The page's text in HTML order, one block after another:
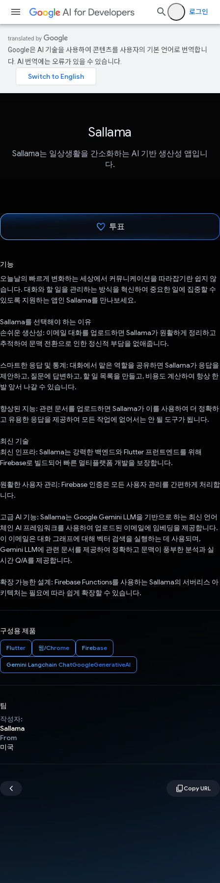
로그인
Google은 AI 기술을 사용하여 콘텐츠를 사용자의 기본 언어로 번역합니
다. AI 번역에는 오류가 있을 수 있습니다.
Sallama
Sallama는 일상생활을 간소화하는 AI 기반 생산성 앱입니
다.
투표
기능
오늘날의 빠르게 변화하는 세상에서 커뮤니케이션을 따라잡기란 쉽지 않
습니다. 대화와 할 일을 관리하는 방식을 혁신하여 중요한 일에 집중할 수
있도록 지원하는 앱인 Sallama를 만나보세요.
Sallama를 선택해야 하는 이유
손쉬운 생산성: 이메일 대화를 업로드하면 Sallama가 원활하게 정리하고
추적하여 문맥 전환으로 인한 정신적 부담을 없애줍니다.
스마트한 응답 및 통계: 대화에서 맡은 역할을 공유하면 Sallama가 응답을
제안하고, 질문에 답변하고, 할 일 목록을 만들고, 비용도 계산하여 항상 한
발 앞서 나갈 수 있습니다.
향상된 지능: 관련 문서를 업로드하면 Sallama가 이를 사용하여 더 정확하
고 유용한 응답을 제공하여 모든 작업에 없어서는 안 될 도구가 됩니다.
최신 기술
최신 인프라: Sallama는 강력한 백엔드와 Flutter 프런트엔드를 위해
Firebase로 빌드되어 빠른 멀티플랫폼 개발을 보장합니다.
원활한 사용자 관리: Firebase 인증은 모든 사용자 관리를 간편하게 처리합
니다.
고급 AI 기능: Sallama는 Google Gemini LLM을 기반으로 하는 최신 언어
체인 AI 프레임워크를 사용하여 업로드된 이메일에 임베딩을 제공합니다.
이 이메일은 대화 그래프에 대해 벡터 검색을 실행하는 데 사용되며,
Gemini LLM에 관련 문서를 제공하여 정확하고 문맥이 풍부한 분석과 실
시간 Q/A를 제공합니다.
확장 가능한 설계: Firebase Functions를 사용하는 Sallama의 서버리스 아
키텍처는 필요에 따라 쉽게 확장할 수 있습니다.
구성용 제품
Flutter 웹/Chrome Firebase
Gemini Langchain ChatGoogleGenerativeAI
팀
작성자:
Sallama
From
미국